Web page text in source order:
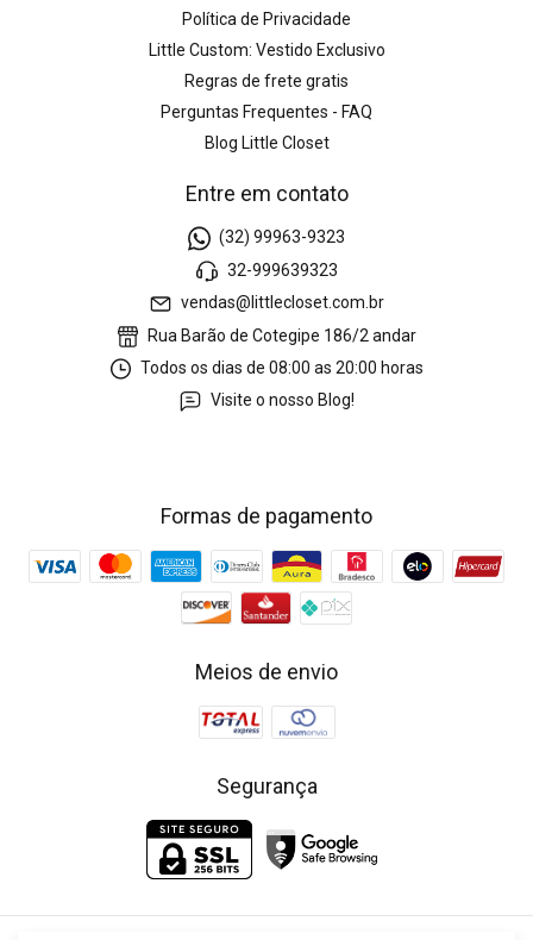
Política de Privacidade
Little Custom: Vestido Exclusivo
Regras de frete gratis
Perguntas Frequentes - FAQ
Blog Little Closet
Entre em contato
(32) 99963-9323
32-999639323
vendas@littlecloset.com.br
Rua Barão de Cotegipe 186/2 andar
Todos os dias de 08:00 as 20:00 horas
Visite o nosso Blog!
Formas de pagamento
Meios de envio
Segurança